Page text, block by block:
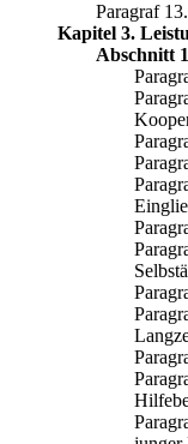
Paragraf
Kapitel 3.
Abschnitt